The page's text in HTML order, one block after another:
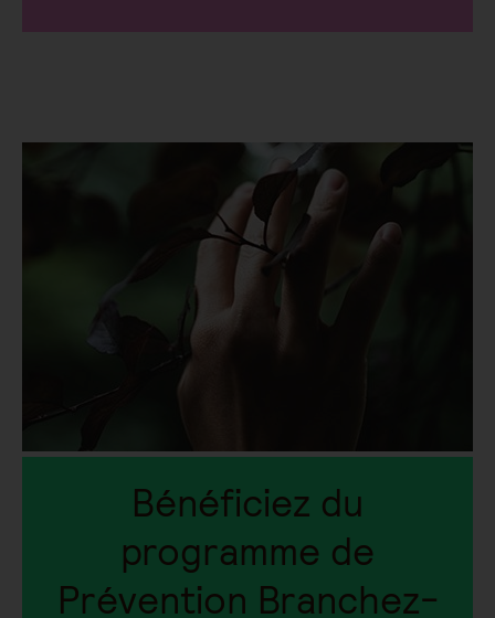
Bénéficiez du
programme de
Prévention Branchez-